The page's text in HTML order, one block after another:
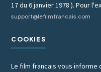
17 du 6 janvier 1978 ). Pour
support@lefilmfrancais.com
COOKIES
Le film francais vous